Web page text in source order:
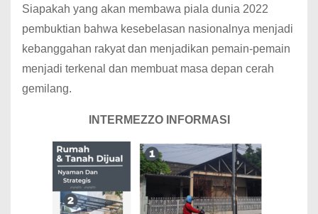
Siapakah yang akan membawa piala dunia 2022
pembuktian bahwa kesebelasan nasionalnya menjadi
kebanggahan rakyat dan menjadikan pemain-pemain
menjadi terkenal dan membuat masa depan cerah
gemilang.
INTERMEZZO INFORMASI